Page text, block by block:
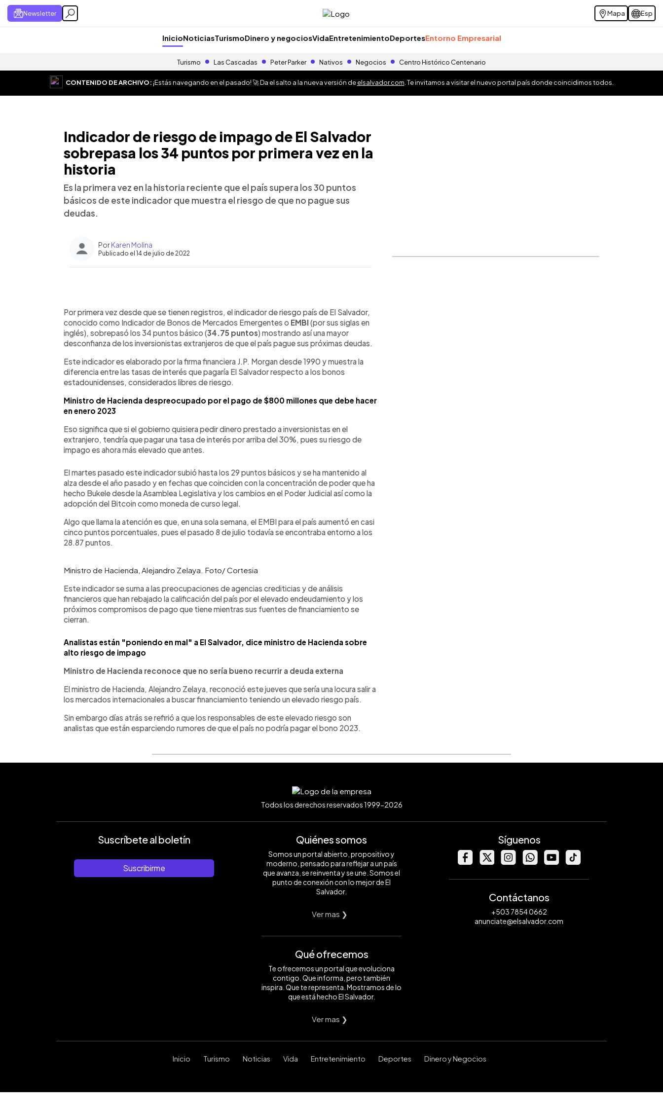
Newsletter Mapa Esp
InicioNoticiasTurismoDinero y negociosVidaEntretenimientoDeportesEntorno Empresarial
Turismo Las Cascadas Peter Parker Nativos Negocios Centro Histórico Centenario
CONTENIDO DE ARCHIVO:¡Estás navegando en el pasado! 🚀 Da el salto a la nueva versión deelsalvador.com . Te invitamos a visitar el nuevo portal país donde coincidimos todos.
Indicador de riesgo de impago de El Salvador
sobrepasa los 34 puntos por primera vez en la
historia
Es la primera vez en la historia reciente que el país supera los 30 puntos
básicos de este indicador que muestra el riesgo de que no pague sus
deudas.
PorKaren Molina
Publicado el 14 de julio de 2022
Escuchar artículo
Por primera vez desde que se tienen registros, el indicador de riesgo país de El Salvador,
conocido como Indicador de Bonos de Mercados Emergentes o EMBI (por sus siglas en
inglés), sobrepasó los 34 puntos básico (34.75 puntos) mostrando así una mayor
desconfianza de los inversionistas extranjeros de que el país pague sus próximas deudas.
Este indicador es elaborado por la firma financiera J.P. Morgan desde 1990 y muestra la
diferencia entre las tasas de interés que pagaría El Salvador respecto a los bonos
estadounidenses, considerados libres de riesgo.
Ministro de Hacienda despreocupado por el pago de $800 millones que debe hacer
en enero 2023
Eso significa que si el gobierno quisiera pedir dinero prestado a inversionistas en el
extranjero, tendría que pagar una tasa de interés por arriba del 30%, pues su riesgo de
impago es ahora más elevado que antes.
El martes pasado este indicador subió hasta los 29 puntos básicos y se ha mantenido al
alza desde el año pasado y en fechas que coinciden con la concentración de poder que ha
hecho Bukele desde la Asamblea Legislativa y los cambios en el Poder Judicial así como la
adopción del Bitcoin como moneda de curso legal.
Algo que llama la atención es que, en una sola semana, el EMBI para el país aumentó en casi
cinco puntos porcentuales, pues el pasado 8 de julio todavía se encontraba entorno a los
28.87 puntos.
Ministro de Hacienda, Alejandro Zelaya. Foto/ Cortesia
Este indicador se suma a las preocupaciones de agencias crediticias y de análisis
financieros que han rebajado la calificación del país por el elevado endeudamiento y los
próximos compromisos de pago que tiene mientras sus fuentes de financiamiento se
cierran.
Analistas están "poniendo en mal" a El Salvador, dice ministro de Hacienda sobre
alto riesgo de impago
Ministro de Hacienda reconoce que no sería bueno recurrir a deuda externa
El ministro de Hacienda, Alejandro Zelaya, reconoció este jueves que sería una locura salir a
los mercados internacionales a buscar financiamiento teniendo un elevado riesgo país.
Sin embargo días atrás se refirió a que los responsables de este elevado riesgo son
analistas que están esparciendo rumores de que el país no podría pagar el bono 2023.
Todos los derechos reservados 1999-2026
Suscríbete al boletín
Suscribirme
Quiénes somos
Somos un portal abierto, propositivo y
moderno, pensado para reflejar a un país
que avanza, se reinventa y se une. Somos el
punto de conexión con lo mejor de El
Salvador.
Ver mas ❯
Qué ofrecemos
Te ofrecemos un portal que evoluciona
contigo. Que informa, pero también
inspira. Que te representa. Mostramos de lo
que está hecho El Salvador.
Ver mas ❯
Síguenos
Contáctanos
+503 7854 0662
anunciate@elsalvador.com
Inicio Turismo Noticias Vida Entretenimiento Deportes Dinero y Negocios